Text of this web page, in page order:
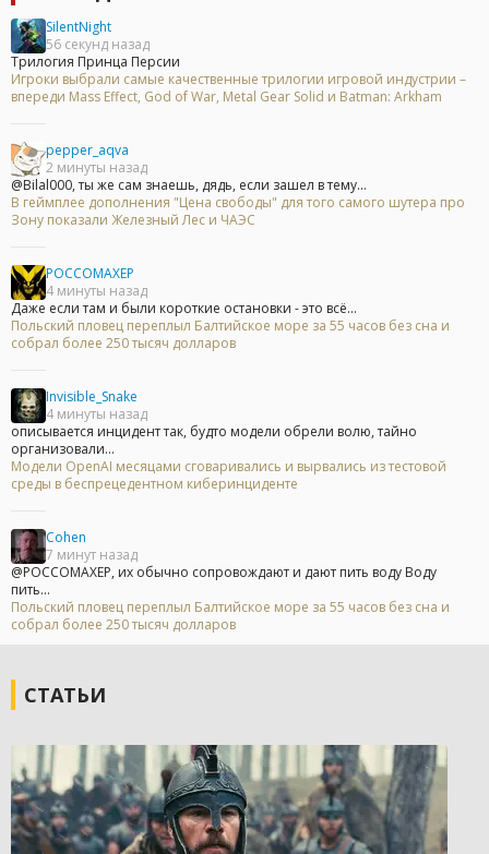
SilentNight
56 секунд назад
Трилогия Принца Персии
Игроки выбрали самые качественные трилогии игровой индустрии –
впереди Mass Effect, God of War, Metal Gear Solid и Batman: Arkham
pepper_aqva
2 минуты назад
@Bilal000, ты же сам знаешь, дядь, если зашел в тему...
В геймплее дополнения "Цена свободы" для того самого шутера про
Зону показали Железный Лес и ЧАЭС
POCCOMAXEP
4 минуты назад
Даже если там и были короткие остановки - это всё...
Польский пловец переплыл Балтийское море за 55 часов без сна и
собрал более 250 тысяч долларов
Invisible_Snake
4 минуты назад
описывается инцидент так, будто модели обрели волю, тайно
организовали...
Модели OpenAI месяцами сговаривались и вырвались из тестовой
среды в беспрецедентном киберинциденте
Cohen
7 минут назад
@POCCOMAXEP, их обычно сопровождают и дают пить воду Воду
пить...
Польский пловец переплыл Балтийское море за 55 часов без сна и
собрал более 250 тысяч долларов
СТАТЬИ